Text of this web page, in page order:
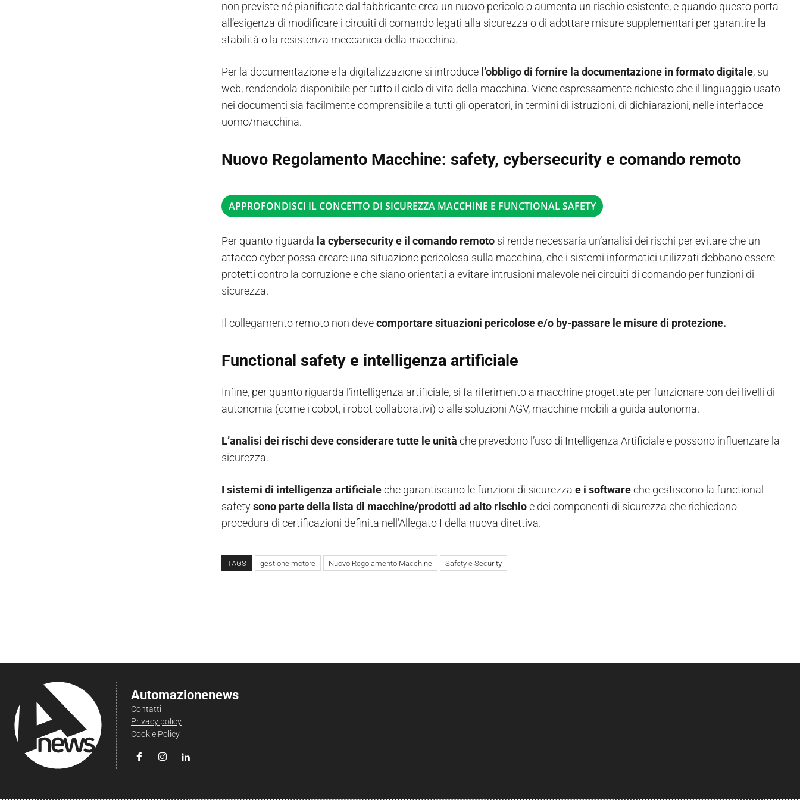
non previste né pianificate dal fabbricante crea un nuovo pericolo o aumenta un rischio esistente, e quando questo porta
all’esigenza di modificare i circuiti di comando legati alla sicurezza o di adottare misure supplementari per garantire la
stabilità o la resistenza meccanica della macchina.
Per la documentazione e la digitalizzazione si introduce l’obbligo di fornire la documentazione in formato digitale, su
web, rendendola disponibile per tutto il ciclo di vita della macchina. Viene espressamente richiesto che il linguaggio usato
nei documenti sia facilmente comprensibile a tutti gli operatori, in termini di istruzioni, di dichiarazioni, nelle interfacce
uomo/macchina.
Nuovo Regolamento Macchine: safety, cybersecurity e comando remoto
APPROFONDISCI IL CONCETTO DI SICUREZZA MACCHINE E FUNCTIONAL SAFETY
Per quanto riguarda la cybersecurity e il comando remoto si rende necessaria un’analisi dei rischi per evitare che un
attacco cyber possa creare una situazione pericolosa sulla macchina, che i sistemi informatici utilizzati debbano essere
protetti contro la corruzione e che siano orientati a evitare intrusioni malevole nei circuiti di comando per funzioni di
sicurezza.
Il collegamento remoto non devecomportare situazioni pericolose e/o by-passare le misure di protezione.
Functional safety e intelligenza artificiale
Infine, per quanto riguarda l’intelligenza artificiale, si fa riferimento a macchine progettate per funzionare con dei livelli di
autonomia (come i cobot, i robot collaborativi) o alle soluzioni AGV, macchine mobili a guida autonoma.
L’analisi dei rischi deve considerare tutte le unità che prevedono l’uso di Intelligenza Artificiale e possono influenzare la
sicurezza.
I sistemi di intelligenza artificialeche garantiscano le funzioni di sicurezza e i softwareche gestiscono la functional
safetysono parte della lista di macchine/prodotti ad alto rischioe dei componenti di sicurezza che richiedono
procedura di certificazioni definita nell’Allegato I della nuova direttiva.
TAGS gestione motore Nuovo Regolamento Macchine Safety e Security
Automazionenews
Contatti
Privacy policy
Cookie Policy